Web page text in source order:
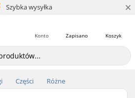
Szybka wysyłka
5+ mln klientów ×
Koszyk
Zapisano
Konto
Części Różne